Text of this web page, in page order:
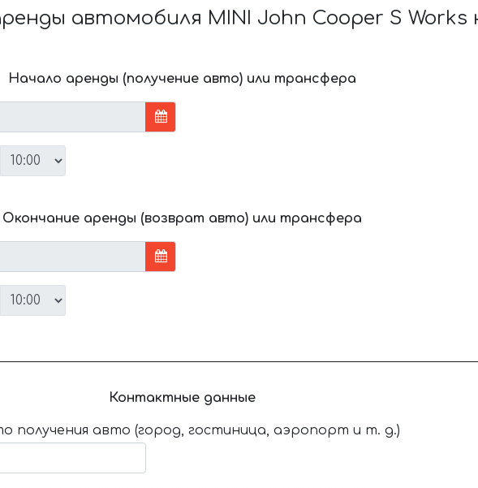
автомобиля MINI John Cooper S Works
Начало аренды (получение авто) или трансфера
Окончание аренды (возврат авто) или трансфера
Контактные данные
получения авто (город, гостиница, аэропорт и т. д.)